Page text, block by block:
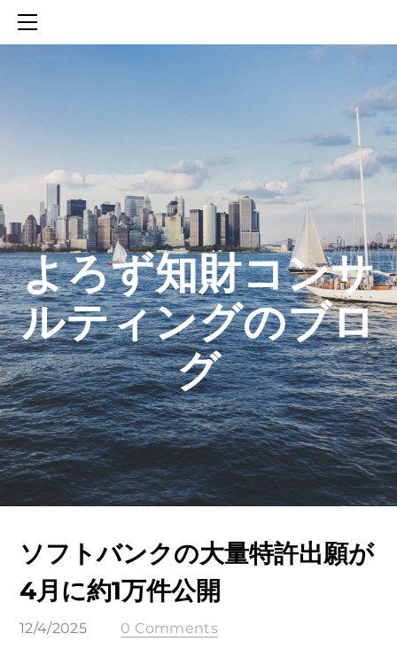
​よろず知財コンサ
ルティングのブロ
グ
ソフトバンクの大量特許出願が
4月に約1万件公開
12/4/2025 0 Comments
SERVICES
知財活動のROICへの貢献
生成AIを活用した知財戦略の策定方法
生成AIとの「壁打ち」で、新たな発明を創出する方法